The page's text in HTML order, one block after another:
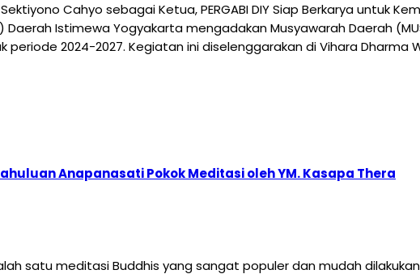
Cahyo sebagai Ketua, PERGABI DIY Siap Berkarya untuk
Daerah Istimewa Yogyakarta mengadakan Musyawarah Daerah
periode 2024-2027. Kegiatan ini diselenggarakan di Vihara Dharma
Anapanasati Pokok Meditasi oleh YM. Kasapa Thera
satu meditasi Buddhis yang sangat populer dan mudah